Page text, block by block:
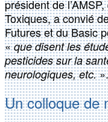
président de
Toxiques, a convié
Futures et du Basic
«que disent les
pesticides sur la
neurologiques, etc.».
Un colloque de